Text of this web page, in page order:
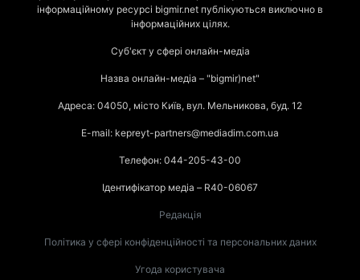
інформаційному ресурсі bigmir.net публікуються виключно в
інформаційних цілях.
Суб'єкт у сфері онлайн-медіа
Назва онлайн-медіа – "bigmir)net"
Адреса: 04050, місто Київ, вул. Мельникова, буд. 12
E-mail: kepreyt-partners@mediadim.com.ua
Телефон: 044-205-43-00
Ідентифікатор медіа – R40-06067
Редакція
Політика у сфері конфіденційності та персональних даних
Угода користувача